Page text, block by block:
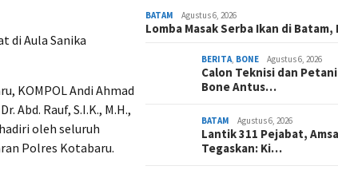
di Aula Sanika
KOMPOL Andi Ahmad
Abd. Rauf, S.I.K., M.H.,
oleh seluruh
Polres Kotabaru.
BATAM Agustus 6, 2026
Lomba Masak Serba Ikan di
BERITA, BONE Agustus 6, 2026
Calon Teknisi dan
Bone Antus…
BATAM Agustus 6, 2026
Lantik 311 Pejabat,
Tegaskan: Ki…